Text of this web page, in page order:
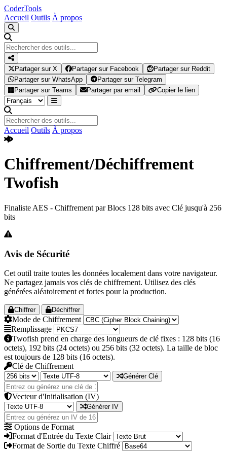
CoderTools
Accueil Outils À propos
Partager sur X Partager sur Facebook
Partager sur Reddit
Partager sur WhatsApp
Partager sur Telegram
Partager sur Teams
Partager par email Copier le lien
Accueil Outils À propos
Chiffrement/Déchiffrement
Twofish
Finaliste AES - Chiffrement par Blocs 128 bits avec Clé jusqu'à 256
bits
Avis de Sécurité
Cet outil traite toutes les données localement dans votre navigateur.
Ne partagez jamais vos clés de chiffrement. Utilisez des clés
générées aléatoirement et fortes pour la production.
Chiffrer Déchiffrer
Mode de Chiffrement
Remplissage
Twofish prend en charge des longueurs de clé fixes : 128 bits (16
octets), 192 bits (24 octets) ou 256 bits (32 octets). La taille de bloc
est toujours de 128 bits (16 octets).
Clé de Chiffrement
Générer Clé
Vecteur d'Initialisation (IV)
Générer IV
Options de Format
Format d'Entrée du Texte Clair
Format de Sortie du Texte Chiffré